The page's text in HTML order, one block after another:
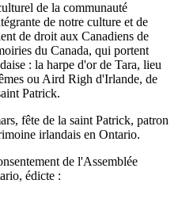
de la communauté
de notre culture et de
de droit aux Canadiens de
du Canada, qui portent
: la harpe d'or de Tara, lieu
ou Aird Righ d'Irlande, de
Patrick.
fête de la saint Patrick, patron
irlandais en Ontario.
de l'Assemblée
édicte :